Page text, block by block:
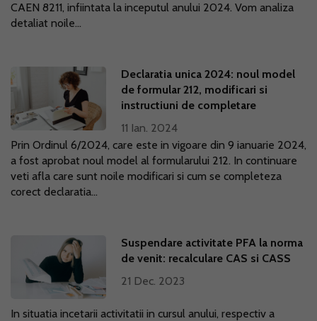
CAEN 8211, infiintata la inceputul anului 2024. Vom analiza
detaliat noile...
Declaratia unica 2024: noul model
de formular 212, modificari si
instructiuni de completare
11 Ian. 2024
Prin Ordinul 6/2024, care este in vigoare din 9 ianuarie 2024,
a fost aprobat noul model al formularului 212. In continuare
veti afla care sunt noile modificari si cum se completeza
corect declaratia...
Suspendare activitate PFA la norma
de venit: recalculare CAS si CASS
21 Dec. 2023
In situatia incetarii activitatii in cursul anului, respectiv a